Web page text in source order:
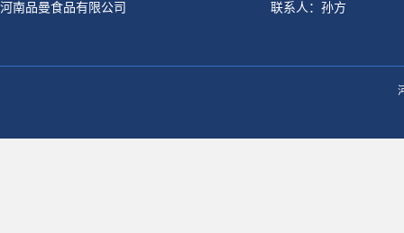
河南品曼食品有限公司 联系人：孙方